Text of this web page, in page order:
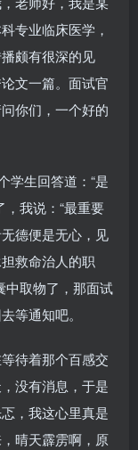
专业临床医学，
颇有很深的见
文一篇。面试官
你们，一个好的
学生回答道：“是
我说：“最重要
德便是无心，见
救命治人的职
中取物了，那面试
等通知吧。
待着那个百感交
没有消息，于是
，我这心里真是
晴天霹雳啊，原